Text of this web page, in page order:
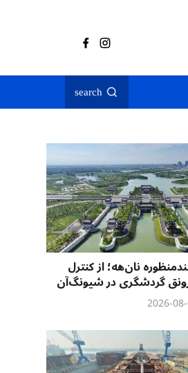
search
نان‌هه؛ از کنترل
گردشگری در شیونگ‌آن